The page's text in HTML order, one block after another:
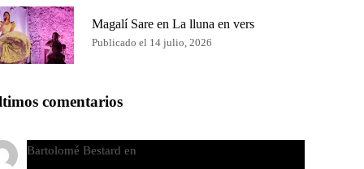
Magalí Sare en La lluna en vers
Publicado el 14 julio, 2026
comentarios
Bartolomé Bestard en